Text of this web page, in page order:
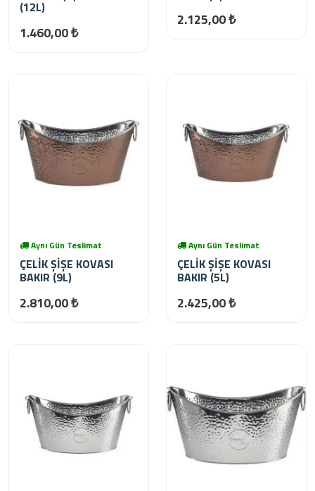
(12L)
1.460,00 ₺
2.125,00 ₺
Aynı Gün Teslimat
ÇELİK ŞİŞE KOVASI
BAKIR (9L)
2.810,00 ₺
Aynı Gün Teslimat
ÇELİK ŞİŞE KOVASI
BAKIR (5L)
2.425,00 ₺